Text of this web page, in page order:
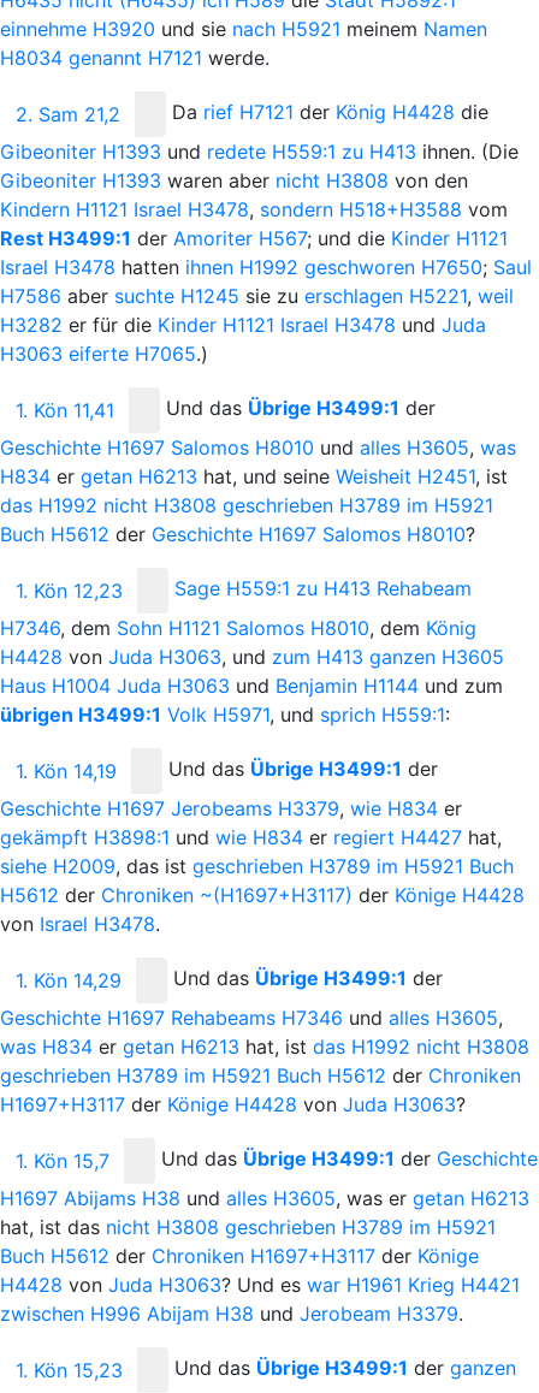
einnehme H3920 und sie nach H5921 meinem Namen
H8034 genannt H7121 werde.
2. Sam 21,2 Da rief H7121 der König H4428 die
Gibeoniter H1393 und redete H559:1 zu H413 ihnen. (Die
Gibeoniter H1393 waren aber nicht H3808 von den
Kindern H1121 Israel H3478, sondern H518+H3588 vom
Rest H3499:1 der Amoriter H567; und die Kinder H1121
Israel H3478 hatten ihnen H1992 geschworen H7650; Saul
H7586 aber suchte H1245 sie zu erschlagen H5221, weil
H3282 er für die Kinder H1121 Israel H3478 und Juda
H3063 eiferte H7065.)
1. Kön 11,41 Und das Übrige H3499:1 der
Geschichte H1697 Salomos H8010 und alles H3605, was
H834 er getan H6213 hat, und seine Weisheit H2451, ist
das H1992 nicht H3808 geschrieben H3789 im H5921
Buch H5612 der Geschichte H1697 Salomos H8010?
1. Kön 12,23 Sage H559:1 zu H413 Rehabeam
H7346, dem Sohn H1121 Salomos H8010, dem König
H4428 von Juda H3063, und zum H413 ganzen H3605
Haus H1004 Juda H3063 und Benjamin H1144 und zum
übrigen H3499:1 Volk H5971, und sprich H559:1:
1. Kön 14,19 Und das Übrige H3499:1 der
Geschichte H1697 Jerobeams H3379, wie H834 er
gekämpft H3898:1 und wie H834 er regiert H4427 hat,
siehe H2009, das ist geschrieben H3789 im H5921 Buch
H5612 der Chroniken ~(H1697+H3117) der Könige H4428
von Israel H3478.
1. Kön 14,29 Und das Übrige H3499:1 der
Geschichte H1697 Rehabeams H7346 und alles H3605,
was H834 er getan H6213 hat, ist das H1992 nicht H3808
geschrieben H3789 im H5921 Buch H5612 der Chroniken
H1697+H3117 der Könige H4428 von Juda H3063?
1. Kön 15,7 Und das Übrige H3499:1 der Geschichte
H1697 Abijams H38 und alles H3605, was er getan H6213
hat, ist das nicht H3808 geschrieben H3789 im H5921
Buch H5612 der Chroniken H1697+H3117 der Könige
H4428 von Juda H3063? Und es war H1961 Krieg H4421
zwischen H996 Abijam H38 und Jerobeam H3379.
1. Kön 15,23 Und das Übrige H3499:1 der ganzen